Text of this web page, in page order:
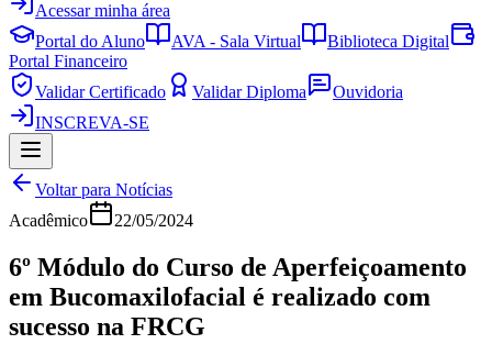
Acessar minha área
Portal do Aluno
AVA - Sala Virtual
Biblioteca Digital
Portal Financeiro
Validar Certificado
Validar Diploma
Ouvidoria
INSCREVA-SE
Voltar para Notícias
Acadêmico
22/05/2024
6º Módulo do Curso de Aperfeiçoamento
em Bucomaxilofacial é realizado com
sucesso na FRCG